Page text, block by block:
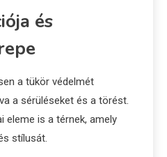
és
a tükör védelmét
a sérüléseket és a törést.
eleme is a térnek, amely
stílusát.